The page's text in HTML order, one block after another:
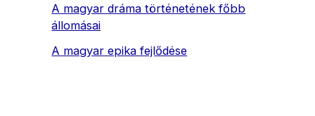
A magyar dráma történetének főbb
állomásai
A magyar epika fejlődése